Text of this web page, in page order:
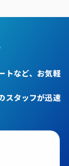
トなど、お気軽
スタッフが迅速